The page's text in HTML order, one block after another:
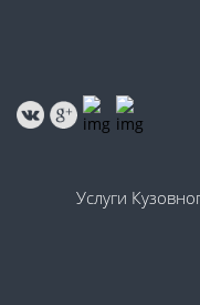
Услуги